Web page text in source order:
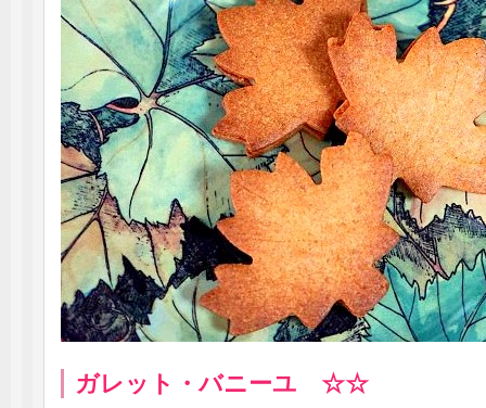
ガレット・バニーユ ☆☆